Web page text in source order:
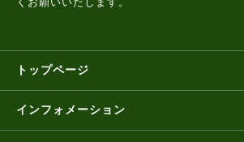
トップページ
インフォメーション